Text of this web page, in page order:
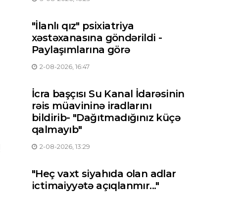
"İlanlı qız" psixiatriya
xəstəxanasına göndərildi -
Paylaşımlarına görə
2-08-2026, 16:47
İcra başçısı Su Kanal İdarəsinin
rəis müavininə iradlarını
bildirib- "Dağıtmadığınız küçə
qalmayıb"
2-08-2026, 13:29
"Heç vaxt siyahıda olan adlar
ictimaiyyətə açıqlanmır..."